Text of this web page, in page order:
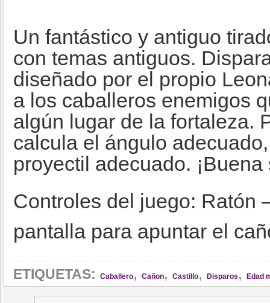
Un fantástico y antiguo
con temas antiguos.
diseñado por el propio
a los caballeros enemigos
algún lugar de la fortaleza.
calcula el ángulo
proyectil adecuado. ¡Buena
Controles del juego: Ratón
pantalla para apuntar el
ETIQUETAS: Caballero, Cañon, Castillo, Disparos , Edad